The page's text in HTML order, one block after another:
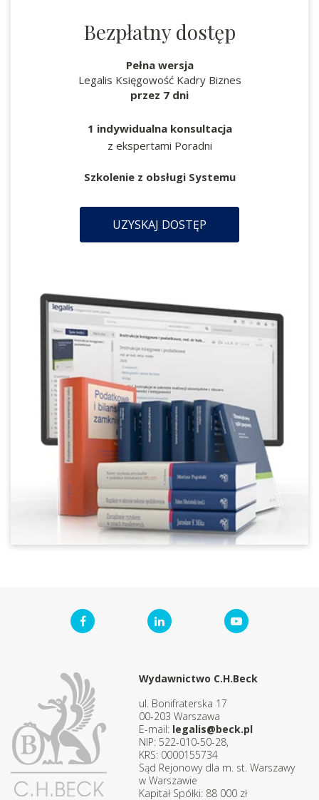
Bezpłatny dostęp
Pełna wersja
Legalis Księgowość Kadry Biznes
przez 7 dni
1 indywidualna konsultacja
z ekspertami Poradni
Szkolenie z obsługi Systemu
UZYSKAJ DOSTĘP
Wydawnictwo C.H.Beck
ul. Bonifraterska 17
00-203 Warszawa
E-mail: legalis@beck.pl
NIP: 522-010-50-28,
KRS: 0000155734
Sąd Rejonowy dla m. st. Warszawy
w Warszawie
Kapitał Spółki: 88 000 zł